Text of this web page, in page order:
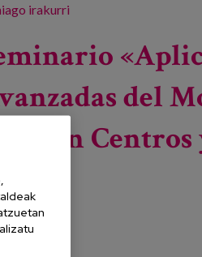
irakurri
del
en